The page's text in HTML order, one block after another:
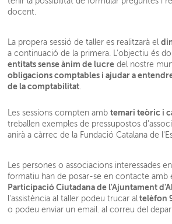
docent.
La propera sessió de taller es realitzarà el
a continuació de la primera. L'objectiu és
entitats sense ànim de lucre del nostre
obligacions comptables i ajudar a
de la comptabilitat.
Les sessions compten ambtemari teòric i
treballen exemples de pressupostos
anirà a càrrec de la Fundació Catalana de
Les persones o associacions interessades
formatiu han de posar-se en contacte amb
Participació Ciutadana de l'Ajuntament
l'assistència al taller podeu trucar al telèfon
o podeu enviar un email. al correu del